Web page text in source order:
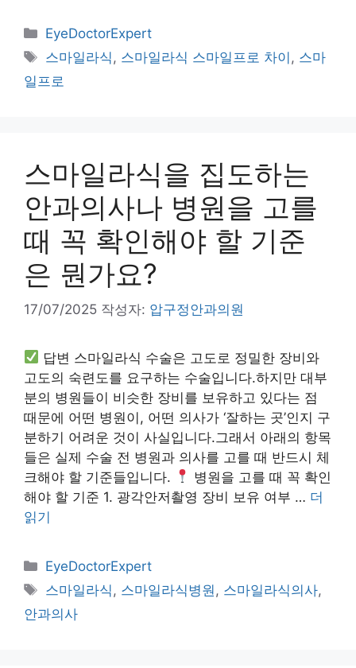
카
테
리
EyeDoctorExpert
태
그
스마일라식, 스마일라식 스마일프로 차이 , 스마
일프로
스마일라식을 집도하는
안과의사나 병원을 고를
때 꼭 확인해야 할 기준
은 뭔가요?
17/07/2025 작성자: 압구정안과의원
답변 스마일라식 수술은 고도로 정밀한 장비와
고도의 숙련도를 요구하는 수술입니다.하지만 대부
분의 병원들이 비슷한 장비를 보유하고 있다는 점
때문에 어떤 병원이, 어떤 의사가 ‘잘하는 곳’인지 구
분하기 어려운 것이 사실입니다.그래서 아래의 항목
들은 실제 수술 전 병원과 의사를 고를 때 반드시 체
크해야 할 기준들입니다.
병원을 고를 때 꼭 확인
해야 할 기준 1. 광각안저촬영 장비 보유 여부 … 더
읽기
카
테
리
EyeDoctorExpert
태
그
스마일라식 , 스마일라식병원 , 스마일라식의사,
안과의사